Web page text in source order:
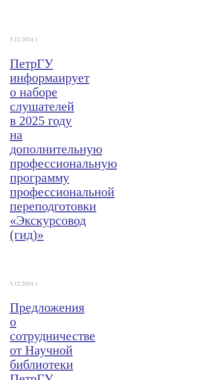
5.12.2024 г.
ПетрГУ
информаирует
о наборе
слушателей
в 2025 году
на
дополнительную
профессиональную
программу
профессиональной
переподготовки
«Экскурсовод
(гид)»
5.12.2024 г.
Предложения
о
сотрудничестве
от Научной
библиотеки